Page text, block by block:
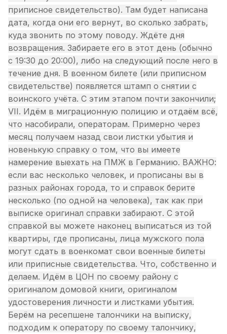
приписное свидетельство). Там будет написана
дата, когда они его вернут, во сколько забрать,
куда звонить по этому поводу. Ждёте дня
возвращения. Забираете его в этот день (обычно
с 19:30 до 20:00), либо на следующий после него в
течение дня. В военном билете (или приписном
свидетельстве) появляется штамп о снятии с
воинского учёта. С этим этапом почти закончили;
VII. Идём в миграционную полицию и отдаём всё,
что насобирали, операторам. Примерно через
месяц получаем назад свои листки убытия и
новенькую справку о том, что вы имеете
намерение выехать на ПМЖ в Германию. ВАЖНО:
если вас несколько человек, и прописаны вы в
разных районах города, то и справок берите
несколько (по одной на человека), так как при
выписке оригинал справки забирают. С этой
справкой вы можете наконец выписаться из той
квартиры, где прописаны, лица мужского пола
могут сдать в военкомат свои военные билеты
или приписные свидетельства. Что, собственно и
делаем. Идём в ЦОН по своему району с
оригиналом домовой книги, оригиналом
удостоверения личности и листками убытия.
Берём на ресепшене талончики на выписку,
подходим к оператору по своему талончику,